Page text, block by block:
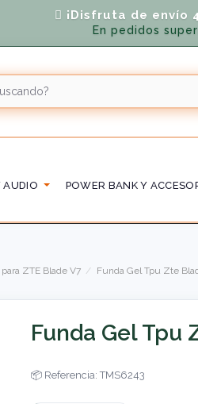
¡Disfruta de envío
En pedidos
AUDIO POWER BANK Y
ZTE Blade V7 Funda Gel Tpu Zte
Funda Gel Tpu
Referencia: TMS6243